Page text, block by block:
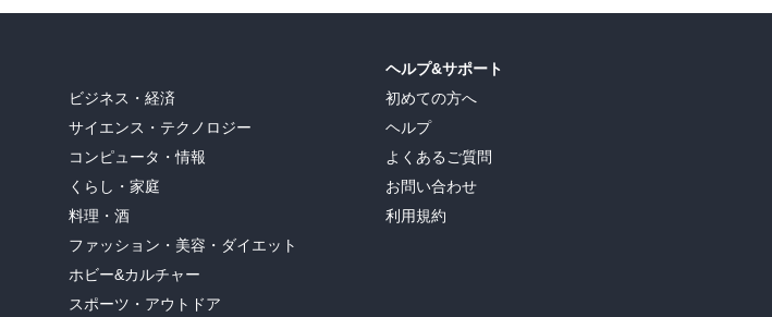
ビジネス・経済
サイエンス・テクノロジー
コンピュータ・情報
くらし・家庭
料理・酒
ファッション・美容・ダイエット
ホビー&カルチャー
スポーツ・アウトドア
ヘルプ&サポート
初めての方へ
ヘルプ
よくあるご質問
お問い合わせ
利用規約